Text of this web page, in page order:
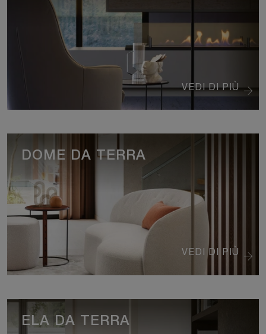
VEDI DI PIÙ
VEDI DI PIÙ
DOME DA TERRA
ELA DA TERRA